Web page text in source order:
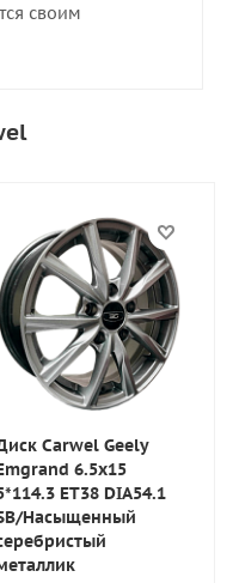
своим
Carwel Geely
6.5x15
ET38 DIA54.1
Насыщенный